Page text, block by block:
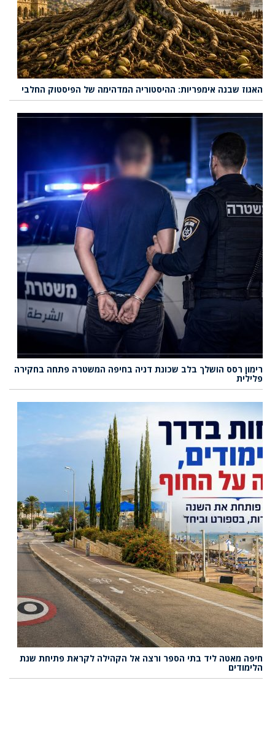
האגוז שבנה אימפריות: ההיסטוריה המדהימה של הפיסטוק החלבי
רימון רסס הושלך בלב שכונת דניה בחיפה המשטרה פתחה בחקירה
פלילית
חיפה מאטה ליד בתי הספר ורצה אל הקהילה לקראת פתיחת שנת
הלימודים